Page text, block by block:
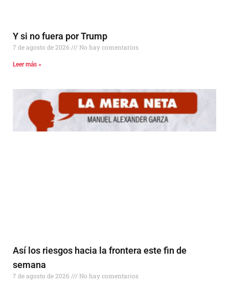
Y si no fuera por Trump
7 de agosto de 2026 No hay comentarios
Leer más »
Así los riesgos hacia la frontera este fin de
semana
7 de agosto de 2026 No hay comentarios